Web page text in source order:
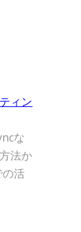
ィン
な
法か
の活